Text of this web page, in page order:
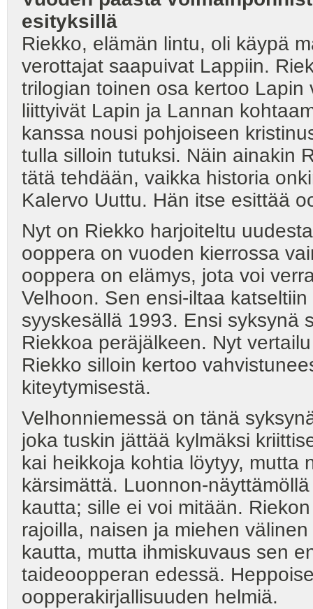
esityksillä
Riekko, elämän lintu, oli käypä
verottajat saapuivat Lappiin.
trilogian toinen osa kertoo
liittyivät Lapin ja Lannan
kanssa nousi pohjoiseen
tulla silloin tutuksi. Näin ainakin
tätä tehdään, vaikka historia
Kalervo Uuttu. Hän itse esittää
Nyt on Riekko harjoiteltu
ooppera on vuoden kierrossa
ooppera on elämys, jota voi
Velhoon. Sen ensi-iltaa
syyskesällä 1993. Ensi syksynä
Riekkoa peräjälkeen. Nyt
Riekko silloin kertoo
kiteytymisestä.
Velhonniemessä on tänä
joka tuskin jättää kylmäksi
kai heikkoja kohtia löytyy, mutta
kärsimättä. Luonnon-
kautta; sille ei voi mitään.
rajoilla, naisen ja miehen
kautta, mutta ihmiskuvaus sen
taideoopperan edessä.
oopperakirjallisuuden helmiä.